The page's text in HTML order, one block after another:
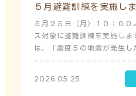
５月避難訓練を実施し
５月２５日（月）１０：００
ス対象に避難訓練を実施しま
は、「震度５の地震が発生し
定で実施し、園児たちが職員
訓練に取り組みました。前
全体集合をして人数確認をし
2026.05.25